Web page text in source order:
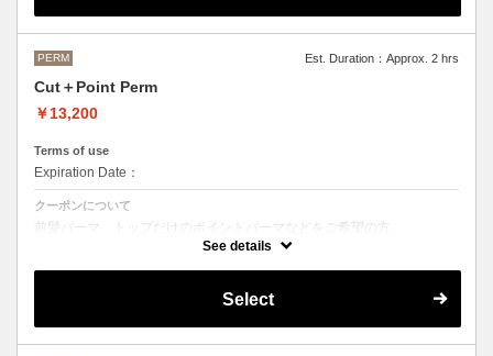
PERM Est. Duration：Approx. 2 hrs
Cut＋Point Perm
￥13,200
Terms of use
Expiration Date：
クーポンについて
前髪パーマ、トップだけのポイントパーマなどをご希望の方。
パーマのデザイン、髪の毛の長さにより施術時間、金額が前後すること
See details
Select